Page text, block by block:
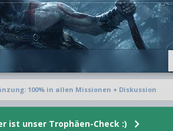
100% in allen Missionen + Diskussion
ist unser Trophäen-Check :)